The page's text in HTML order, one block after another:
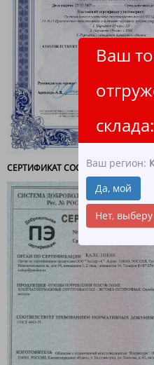
Ваш
склада:
Ваш регион:
Да, мой
Нет,
СЕРТИФИКАТ СООТВЕТСТВИЯ -